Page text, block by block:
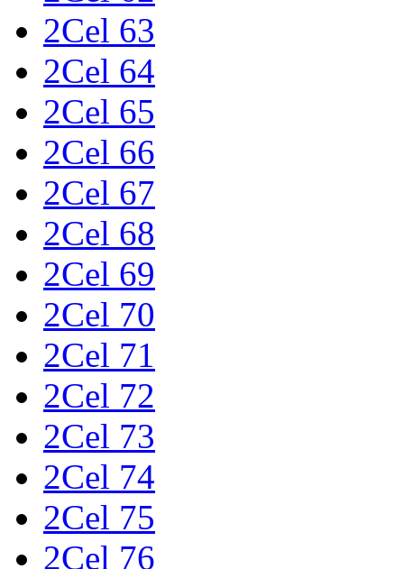
2Cel 63
2Cel 64
2Cel 65
2Cel 66
2Cel 67
2Cel 68
2Cel 69
2Cel 70
2Cel 71
2Cel 72
2Cel 73
2Cel 74
2Cel 75
2Cel 76